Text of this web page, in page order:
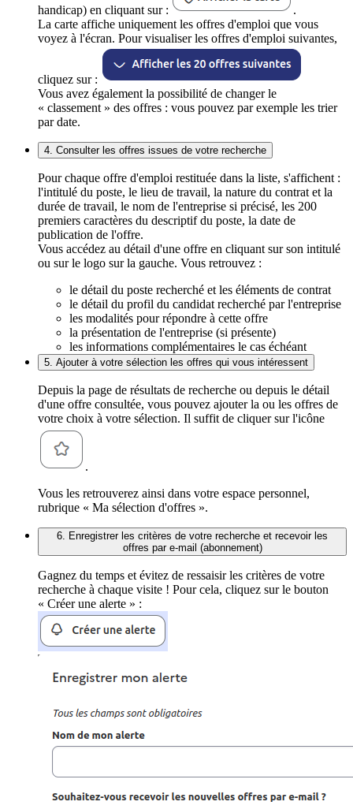
handicap) en cliquant sur :
.
La carte affiche uniquement les offres d'emploi que vous
voyez à l'écran. Pour visualiser les offres d'emploi suivantes,
cliquez sur :
Vous avez également la possibilité de changer le
« classement » des offres : vous pouvez par exemple les trier
par date.
4. Consulter les offres issues de votre recherche
Pour chaque offre d'emploi restituée dans la liste, s'affichent :
l'intitulé du poste, le lieu de travail, la nature du contrat et la
durée de travail, le nom de l'entreprise si précisé, les 200
premiers caractères du descriptif du poste, la date de
publication de l'offre.
Vous accédez au détail d'une offre en cliquant sur son intitulé
ou sur le logo sur la gauche. Vous retrouvez :
le détail du poste recherché et les éléments de contrat
le détail du profil du candidat recherché par l'entreprise
les modalités pour répondre à cette offre
la présentation de l'entreprise (si présente)
les informations complémentaires le cas échéant
5. Ajouter à votre sélection les offres qui vous intéressent
Depuis la page de résultats de recherche ou depuis le détail
d'une offre consultée, vous pouvez ajouter la ou les offres de
votre choix à votre sélection. Il suffit de cliquer sur l'icône
.
Vous les retrouverez ainsi dans votre espace personnel,
rubrique « Ma sélection d'offres ».
6. Enregistrer les critères de votre recherche et recevoir les
offres par e-mail (abonnement)
Gagnez du temps et évitez de ressaisir les critères de votre
recherche à chaque visite ! Pour cela, cliquez sur le bouton
« Créer une alerte » :